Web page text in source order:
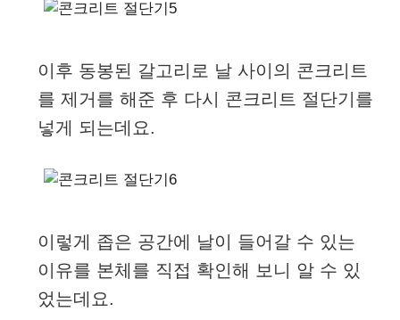
이후 동봉된 갈고리로 날 사이의 콘크리트
를 제거를 해준 후 다시 콘크리트 절단기를
넣게 되는데요.
이렇게 좁은 공간에 날이 들어갈 수 있는
이유를 본체를 직접 확인해 보니 알 수 있
었는데요.